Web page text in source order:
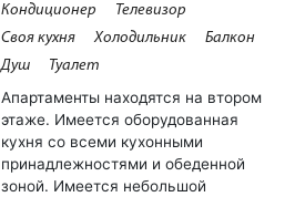
Кондиционер
Телевизор
Своя кухня
Холодильник
Балкон
Душ
Туалет
Апартаменты находятся на втором
этаже. Имеется оборудованная
кухня со всеми кухонными
принадлежностями и обеденной
зоной. Имеется небольшой